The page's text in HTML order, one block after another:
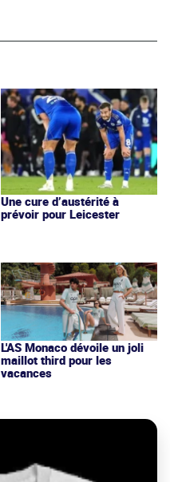
Une cure d’austérité à
prévoir pour Leicester
L'AS Monaco dévoile un joli
maillot third pour les
vacances